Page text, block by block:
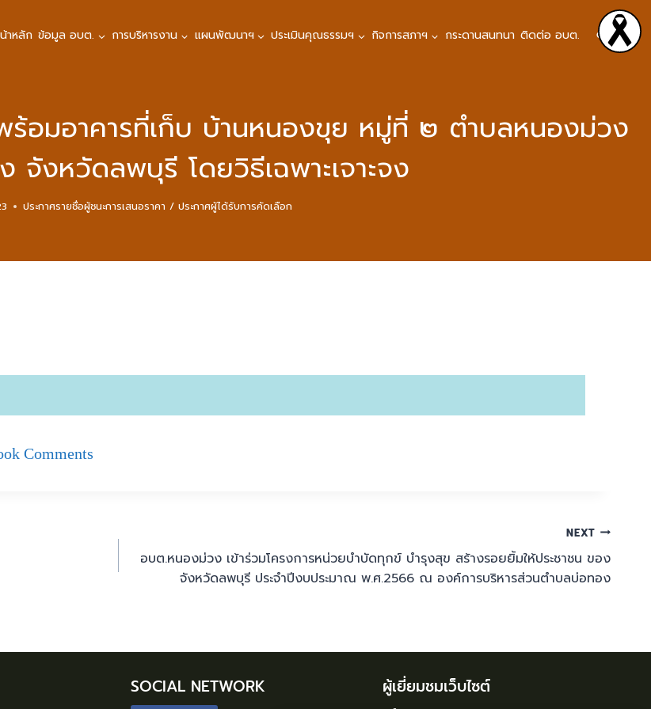
าหลัก ข้อมูล อบต. การบริหารงาน แผนพัฒนาฯ ประเมินคุณธรรมฯ กิจการสภาฯ กระดานสนทนา ติดต่อ อบต.
ร้อมอาคารที่เก็บ บ้านหนองขุย หมู่ที่ ๒ ตำบลหนองม่วง
จังหวัดลพบุรี โดยวิธีเฉพาะเจาะจง
ประกาศรายชื่อผู้ชนะการเสนอราคา / ประกาศผู้ได้รับการคัดเลือก
Comments
NEXT
อบต.หนองม่วง เข้าร่วมโครงการหน่วยบำบัดทุกข์ บำรุงสุข สร้างรอยยิ้มให้ประชาชน ของ
จังหวัดลพบุรี ประจำปีงบประมาณ พ.ศ.2566 ณ องค์การบริหารส่วนตำบลบ่อทอง
SOCIAL NETWORK ผู้เยี่ยมชมเว็บไซต์